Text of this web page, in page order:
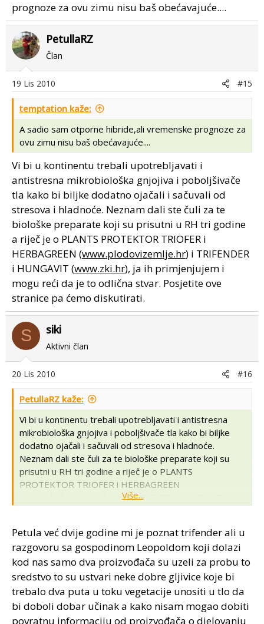
prognoze za ovu zimu nisu baš obećavajuće....
PetullaRZ
Član
19 Lis 2010 #15
temptation kaže:
A sadio sam otporne hibride,ali vremenske prognoze za
ovu zimu nisu baš obećavajuće....
Vi bi u kontinentu trebali upotrebljavati i
antistresna mikrobiološka gnjojiva i poboljšivače
tla kako bi biljke dodatno ojačali i sačuvali od
stresova i hladnoće. Neznam dali ste čuli za te
biološke preparate koji su prisutni u RH tri godine
a riječ je o PLANTS PROTEKTOR TRIOFER i
HERBAGREEN (www.plodovizemlje.hr) i TRIFENDER
i HUNGAVIT (www.zki.hr), ja ih primjenjujem i
mogu reći da je to odlična stvar. Posjetite ove
stranice pa ćemo diskutirati.
S siki
Aktivni član
20 Lis 2010 #16
PetullaRZ kaže:
Vi bi u kontinentu trebali upotrebljavati i antistresna
mikrobiološka gnjojiva i poboljšivače tla kako bi biljke
dodatno ojačali i sačuvali od stresova i hladnoće.
Neznam dali ste čuli za te biološke preparate koji su
prisutni u RH tri godine a riječ je o PLANTS
PROTEKTOR TRIOFER i HERBAGREEN
) i TRIFENDER i HUNGAVIT
Više...
Petula već dvije godine mi je poznat trifender ali u
razgovoru sa gospodinom Leopoldom koji dolazi
kod nas samo dva proizvođača su uzeli za probu to
sredstvo to su ustvari neke dobre gljivice koje bi
trebalo dva puta u toku vegetacije unositi u tlo da
bi doboli dobar učinak a kako nisam mogao dobiti
povratnu informaciju od proizvođača o djelovanju